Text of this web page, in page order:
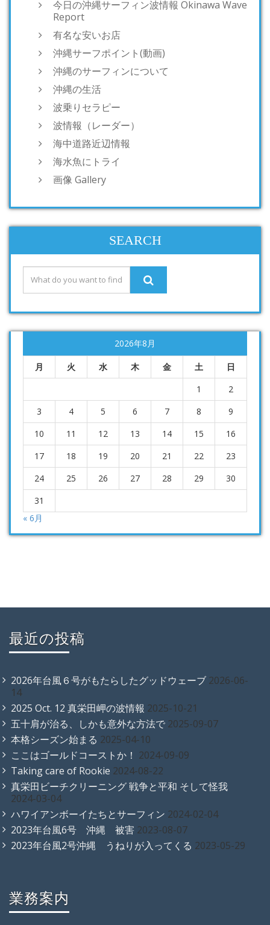
今日の沖縄サーフィン波情報 Okinawa Wave
Report
有名な安いお店
沖縄サーフポイント(動画)
沖縄のサーフィンについて
沖縄の生活
波乗りセラピー
波情報（レーダー）
海中道路近辺情報
海水魚にトライ
画像 Gallery
SEARCH
2026年8月
月 火 水 木 金 土
日
1
2
3
4 5 6 7 8
9
10
11 12 13 14 15
16
17
18 19 20 21 22
23
24
25 26 27 28 29
30
31
« 6月
最近の投稿
2026年台風６号がもたらしたグッドウェーブ 2026-06-
14
2025 Oct. 12 真栄田岬の波情報 2025-10-21
五十肩が治る、しかも意外な方法で 2025-09-07
本格シーズン始まる 2025-04-10
ここはゴールドコーストか！ 2024-09-09
Taking care of Rookie 2024-08-22
真栄田ビーチクリーニング 戦争と平和 そして怪我
2024-03-04
ハワイアンボーイたちとサーフィン 2024-02-04
2023年台風6号 沖縄 被害 2023-08-07
2023年台風2号沖縄 うねりが入ってくる 2023-05-29
業務案内